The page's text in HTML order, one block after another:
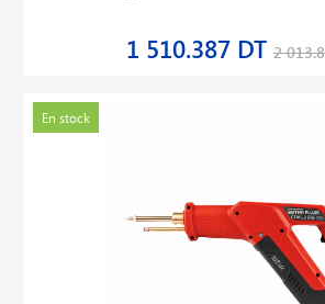
1 510.387 DT 2
En stock